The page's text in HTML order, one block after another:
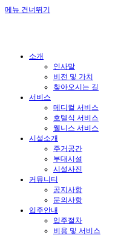
메뉴 건너뛰기
소개
인사말
비전 및 가치
찾아오시는 길
서비스
메디컬 서비스
호텔식 서비스
웰니스 서비스
시설소개
주거공간
부대시설
시설사진
커뮤니티
공지사항
문의사항
입주안내
입주절차
비용 및 서비스